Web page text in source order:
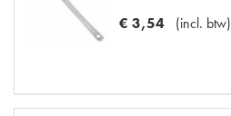
€ 3,54 (incl. btw)